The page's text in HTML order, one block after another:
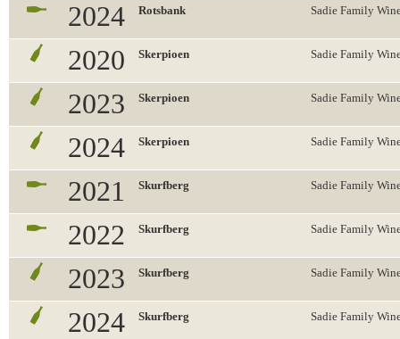
2024 Rotsbank Sadie Family
2020 Skerpioen Sadie Family
2023 Skerpioen Sadie Family
2024 Skerpioen Sadie Family
2021 Skurfberg Sadie Family
2022 Skurfberg Sadie Family
2023 Skurfberg Sadie Family
2024 Skurfberg Sadie Family